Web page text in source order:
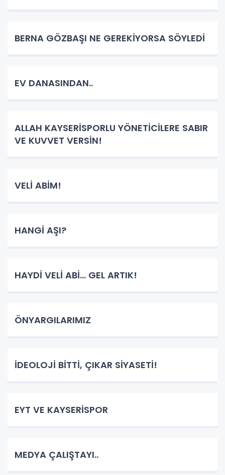
BERNA GÖZBAŞI NE GEREKİYORSA SÖYLEDİ
EV DANASINDAN..
ALLAH KAYSERİSPORLU YÖNETİCİLERE SABIR
VE KUVVET VERSİN!
VELİ ABİM!
HANGİ AŞI?
HAYDİ VELİ ABİ... GEL ARTIK!
ÖNYARGILARIMIZ
İDEOLOJİ BİTTİ, ÇIKAR SİYASETİ!
EYT VE KAYSERİSPOR
MEDYA ÇALIŞTAYI..